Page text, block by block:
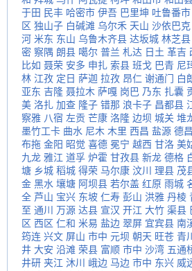
于田 民丰 哈密市 伊吾 巴里坤 吐鲁番市
区 独山子 白碱滩 乌尔禾 天山 沙依巴克
河 米东 东山 乌鲁木齐县 达坂城 林芝县
密 察隅 朗县 噶尔 普兰 札达 日土 革吉
比如 聂荣 安多 申扎 索县 班戈 巴青 尼
林 江孜 定日 萨迦 拉孜 昂仁 谢通门 白
亚东 吉隆 聂拉木 萨嘎 岗巴 乃东 扎囊
美 洛扎 加查 隆子 错那 浪卡子 昌都县
察雅 八宿 左贡 芒康 洛隆 边坝 城关 堆
墨竹工卡 曲水 尼木 木里 西昌 盐源 德昌
布拖 金阳 昭觉 喜德 冕宁 越西 甘洛 美
九龙 雅江 道孚 炉霍 甘孜县 新龙 德格
塘 乡城 稻城 得荣 马尔康 汶川 理县 茂
金 黑水 壤塘 阿坝县 若尔盖 红原 雨城
全 芦山 宝兴 东坡 仁寿 彭山 洪雅 丹棱
至 通川 万源 达县 宣汉 开江 大竹 渠县
区 西区 仁和 米易 盐边 翠屏 宜宾县 南
筠连 兴文 屏山 市中 元坝 朝天 旺苍 青川
井 大安 沿滩 荣县 富顺 市中 沙湾 五通
井研 夹江 沐川 峨边 马边 市中 东兴 威